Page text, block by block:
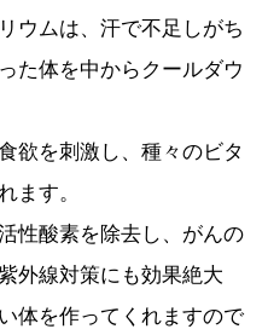
ウムは、汗で不足しがち
た体を中からクールダウ
欲を刺激し、種々のビタ
ます。
性酸素を除去し、がんの
外線対策にも効果絶大
体を作ってくれますので